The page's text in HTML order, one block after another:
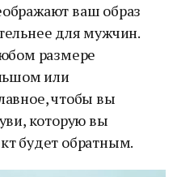
ваш образ
для мужчин.
размере
или
чтобы вы
которую вы
будет обратным.